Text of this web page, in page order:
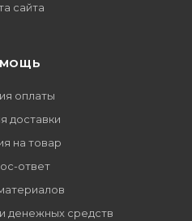
сайта
оплаты
доставки
на товар
ответ
денежных средств